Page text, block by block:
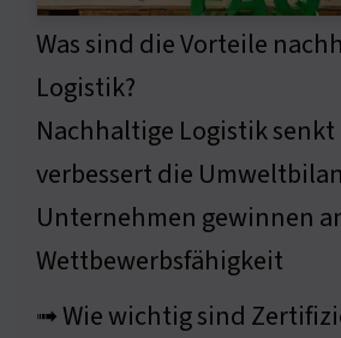
Was sind die Vorteile
Logistik?
Nachhaltige Logistik
verbessert die
Unternehmen gewinnen
Wettbewerbsfähigkeit
➟ Wie wichtig sind